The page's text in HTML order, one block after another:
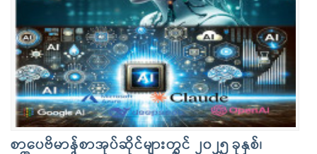
စာပေဗိမာန်စာအုပ်ဆိုင်များတွင် ၂၀၂၅ ခုနှစ်၊